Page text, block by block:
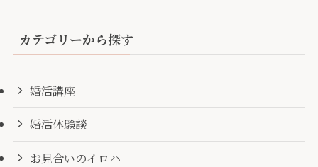
カテゴリーから探す
婚活講座
婚活体験談
お見合いのイロハ